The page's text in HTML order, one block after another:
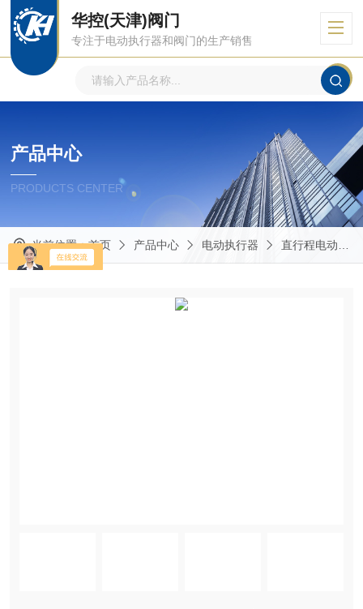
华控(天津)阀门
专注于电动执行器和阀门的生产销售
产品中心
PRODUCTS CENTER
当前位置：首页 产品中心 电动执行器 直行程电动执行器